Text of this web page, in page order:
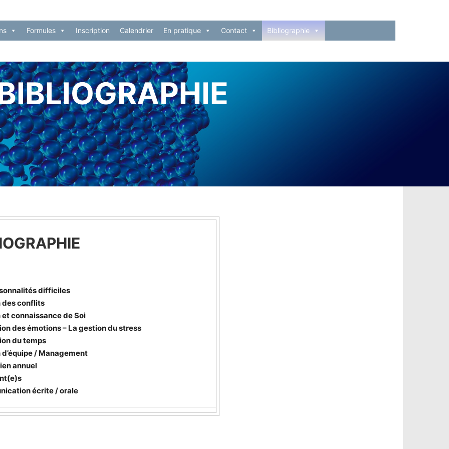
Formules Inscription Calendrier En pratique Contact Bibliographie
difficiles
des conflits
et connaissance de Soi
des émotions – La gestion du stress
du temps
/ Management
annuel
écrite / orale